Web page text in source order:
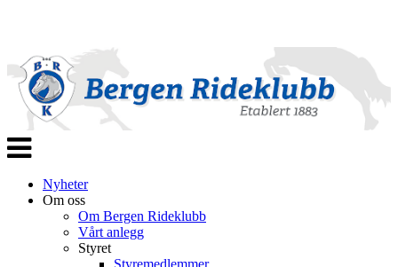
Veksle
navigasjon
Nyheter
Om oss
Om Bergen Rideklubb
Vårt anlegg
Styret
Styremedlemmer